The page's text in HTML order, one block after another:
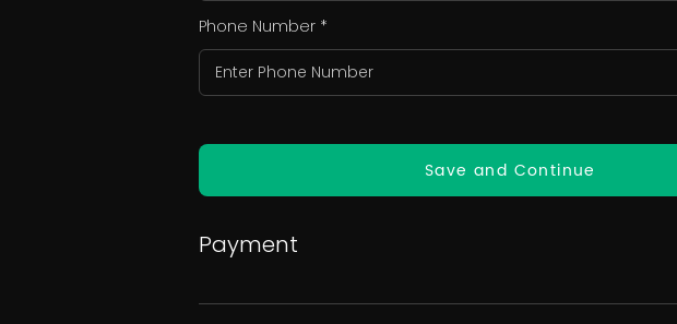
Phone Number
Save and Continue
Payment